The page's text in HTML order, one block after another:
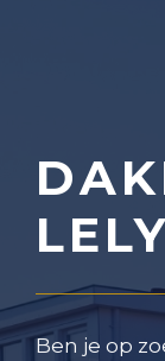
Ben je op